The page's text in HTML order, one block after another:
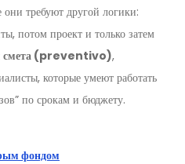
требуют другой логики:
потом проект и только затем
смета (preventivo),
которые умеют работать
по срокам и бюджету.
фондом